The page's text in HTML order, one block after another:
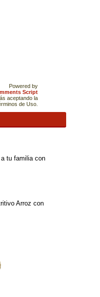
Powered by
Script
aceptando la
de Uso.
tu familia con
Arroz con